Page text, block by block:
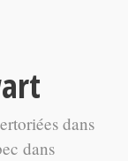
dans
dans